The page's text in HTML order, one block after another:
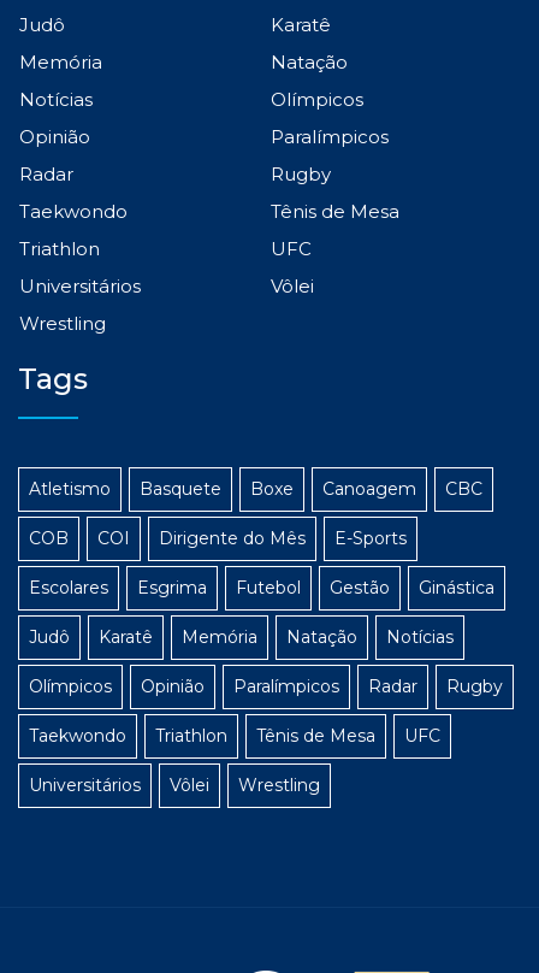
Judô
Karatê
Memória
Natação
Notícias
Olímpicos
Opinião
Paralímpicos
Radar
Rugby
Taekwondo
Tênis de Mesa
Triathlon
UFC
Universitários
Vôlei
Wrestling
Tags
Atletismo Basquete Boxe Canoagem CBC
COB COI Dirigente do Mês E-Sports
Escolares Esgrima Futebol Gestão Ginástica
Judô Karatê Memória Natação Notícias
Olímpicos Opinião Paralímpicos Radar Rugby
Taekwondo Triathlon Tênis de Mesa UFC
Universitários Vôlei Wrestling